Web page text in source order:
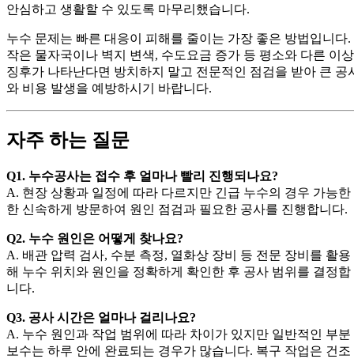
안심하고 생활할 수 있도록 마무리했습니다.
누수 문제는 빠른 대응이 피해를 줄이는 가장 좋은 방법입니다.
작은 물자국이나 벽지 변색, 수도요금 증가 등 평소와 다른 이상
징후가 나타난다면 방치하지 말고 전문적인 점검을 받아 큰 공
와 비용 발생을 예방하시기 바랍니다.
자주 하는 질문
Q1. 누수공사는 접수 후 얼마나 빨리 진행되나요?
A. 현장 상황과 일정에 따라 다르지만 긴급 누수의 경우 가능한
한 신속하게 방문하여 원인 점검과 필요한 공사를 진행합니다.
Q2. 누수 원인은 어떻게 찾나요?
A. 배관 압력 검사, 수분 측정, 열화상 장비 등 전문 장비를 활용
해 누수 위치와 원인을 정확하게 확인한 후 공사 범위를 결정합
니다.
Q3. 공사 시간은 얼마나 걸리나요?
A. 누수 원인과 작업 범위에 따라 차이가 있지만 일반적인 부분
보수는 하루 안에 완료되는 경우가 많습니다. 복구 작업은 건조